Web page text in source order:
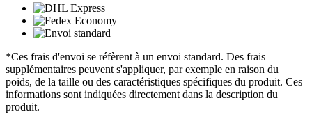
*Ces frais d'envoi se réfèrent à un envoi standard. Des frais
supplémentaires peuvent s'appliquer, par exemple en raison du
poids, de la taille ou des caractéristiques spécifiques du produit. Ces
informations sont indiquées directement dans la description du
produit.